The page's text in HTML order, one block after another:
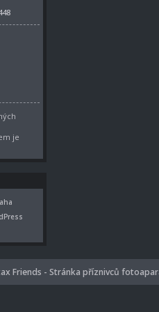
je
Friends - Stránka příznivců